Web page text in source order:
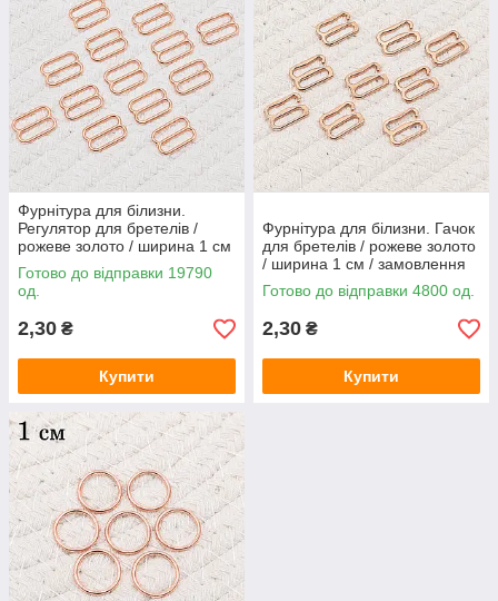
Фурнітура для білизни.
Регулятор для бретелів /
рожеве золото / ширина 1 см
/ замовлення від 1 штуки
Готово до відправки 19790
од.
2,30 ₴
Купити
Фурнітура для білизни. Гачок
для бретелів / рожеве золото
/ ширина 1 см / замовлення
від 1 штуки
Готово до відправки 4800 од.
2,30 ₴
Купити